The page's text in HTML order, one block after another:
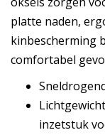
platte naden,
kinbescherming
comfortabel
inzetstuk